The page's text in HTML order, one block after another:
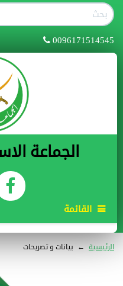
0096171514545
الجماعة
القائمة
الرئيسية ← بيانات و تصريحات